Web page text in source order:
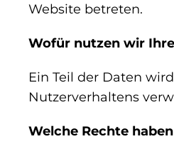
Website betreten.
Wofür nutzen wir
Ein Teil der Daten
Nutzerverhaltens
Welche Rechte